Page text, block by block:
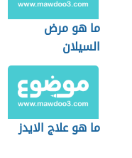
ما هو مرض
السيلان
ما هو علاج الايدز